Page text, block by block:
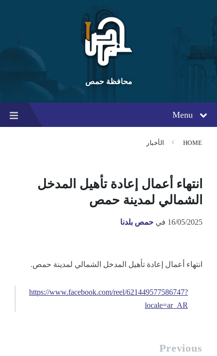
content
main
navigation
footer
محافظة حمص
Menu
HOME الأخبار
انتهاء أعمال إعادة تأهيل المدخل
الشمالي لمدينة حمص
16/05/2025 في حمص بلدنا
انتهاء أعمال إعادة تأهيل المدخل الشمالي لمدينة حمص.
https://www.facebook.com/reel/621449577586747?
locale=ar_AR
Previous